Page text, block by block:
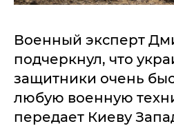
Военный эксперт
подчеркнул, что
защитники очень
любую военную
передает Киеву